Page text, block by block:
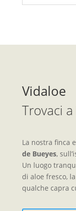
Vidaloe
Trovaci
La nostra finca
de Bueyes,
Un luogo
di aloe fresco,
qualche capra